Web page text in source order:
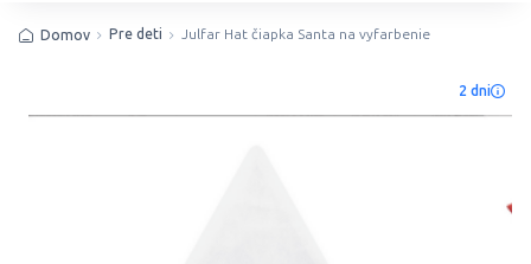
Domov Pre deti Julfar Hat čiapka Santa na vyfarbenie
2 dni